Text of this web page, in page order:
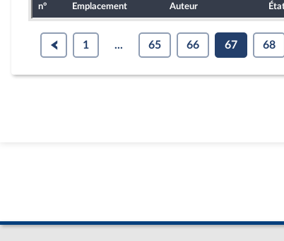
n° Emplacement Auteur
1 ... 65 66 67 68